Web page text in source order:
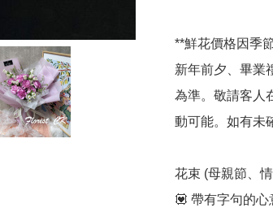
**鮮花價格因季
新年前夕、畢業
為準。敬請客人
動可能。如有未
花束 (母親節、
💟 帶有字句的